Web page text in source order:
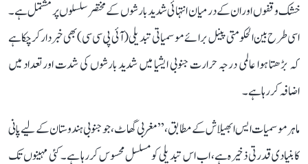
خشک وقفوں اور ان کے درمیان انتہائی شدید بارشوں کے مختصر سلسلوں پر مشتمل ہے۔
اسی طرح بین الحکومتی پینل برائے موسمیاتی تبدیلی (آئی پی سی سی) بھی خبردار کر چکا ہے
کہ بڑھتا ہوا عالمی درجہ حرارت جنوبی ایشیا میں شدید بارشوں کی شدت اور تعداد میں
اضافہ کر رہا ہے۔
ماہر موسمیات ایس ابھیلاش کے مطابق، ’’مغربی گھاٹ، جو جنوبی ہندوستان کے لیے پانی
کا بنیادی قدرتی ذخیرہ ہے، اب اس تبدیلی کو مسلسل محسوس کر رہا ہے۔ کئی مہینوں تک